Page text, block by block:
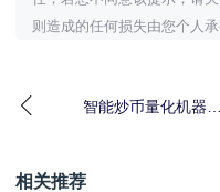
则造成的任何损失由您个人承
智能炒币量化机器人
相关推荐